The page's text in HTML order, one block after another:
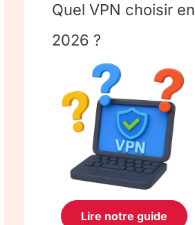
Quel VPN choisir en
2026 ?
Lire notre guide